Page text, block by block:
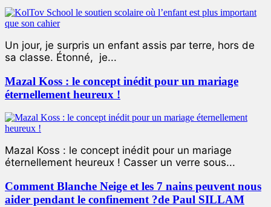
Un jour, je surpris un enfant assis par terre, hors de
sa classe. Étonné, je...
Mazal Koss : le concept inédit pour un mariage
éternellement heureux !
Mazal Koss : le concept inédit pour un mariage
éternellement heureux ! Casser un verre sous...
Comment Blanche Neige et les 7 nains peuvent nous
aider pendant le confinement ?de Paul SILLAM